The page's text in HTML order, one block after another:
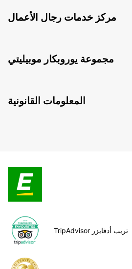
مركز خدمات رجال الأعمال
مجموعة يوروبكار موبيليتي
المعلومات القانونية
TripAdvisor تريب أدفايزر